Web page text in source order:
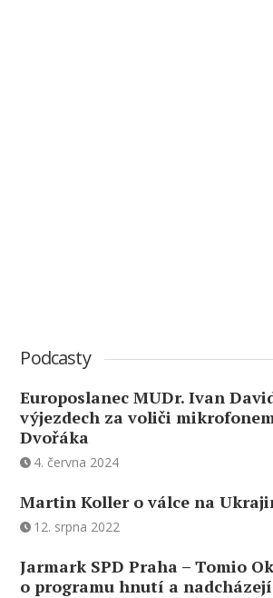
Podcasty
Europoslanec MUDr. Ivan
výjezdech za voliči
Dvořáka
4. června 2024
Martin Koller o válce na
12. srpna 2022
Jarmark SPD Praha – Tomio
o programu hnutí a